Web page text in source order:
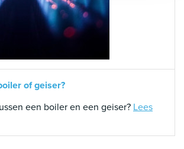
of geiser?
een boiler en een geiser? Lees